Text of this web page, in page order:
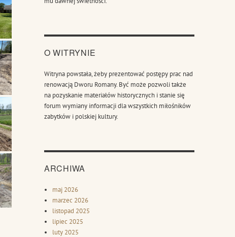
O WITRYNIE
Witryna powstała, żeby prezentować postępy prac nad
renowacją Dworu Romany. Być może pozwoli także
na pozyskanie materiałów historycznych i stanie się
forum wymiany informacji dla wszystkich miłośników
zabytków i polskiej kultury.
ARCHIWA
maj 2026
marzec 2026
listopad 2025
lipiec 2025
luty 2025